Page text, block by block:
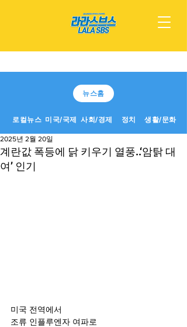
뉴스홈
로컬뉴스 미국/국제 사회/경제 정치 생활/문화
계란값 폭등에 닭 키우기 열풍..‘암탉 대
여’ 인기
2025년 2월 20일
미국 전역에서
조류 인플루엔자 여파로